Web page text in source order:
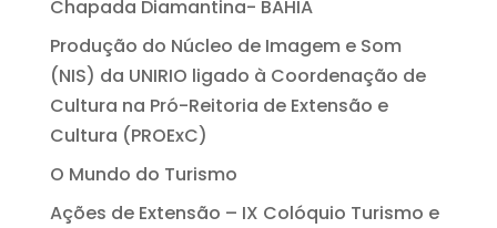
Chapada Diamantina- BAHIA
Produção do Núcleo de Imagem e Som
(NIS) da UNIRIO ligado à Coordenação de
Cultura na Pró-Reitoria de Extensão e
Cultura (PROExC)
O Mundo do Turismo
Ações de Extensão – IX Colóquio Turismo e